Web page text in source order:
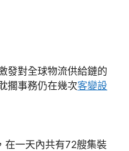
對全球物流供給鏈的
擱事務仍在幾次客變設
一天內共有72艘集裝